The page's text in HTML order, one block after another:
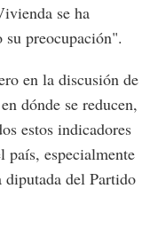
se ha
preocupación".
en la discusión de
dónde se reducen,
estos indicadores
país, especialmente
del Partido